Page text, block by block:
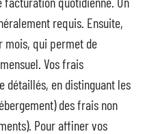
requis. Ensuite,
mois, qui permet de
Vos frais
détaillés, en distinguant les
des frais non
Pour affiner vos